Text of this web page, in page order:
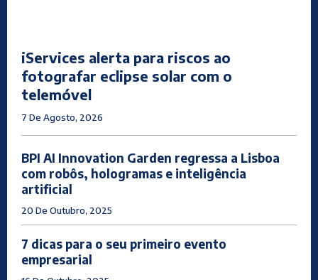
iServices alerta para riscos ao
fotografar eclipse solar com o
telemóvel
7 De Agosto, 2026
BPI AI Innovation Garden regressa a Lisboa
com robôs, hologramas e inteligência
artificial
20 De Outubro, 2025
7 dicas para o seu primeiro evento
empresarial